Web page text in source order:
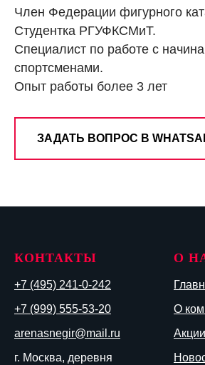
Член Федерации фигурного
Студентка РГУФКСМиТ.
Специалист по работе с
спортсменами.
Опыт работы более 3 лет
ЗАДАТЬ ВОПРОС В
КОНТАКТЫ
+7 (495) 241-0-242
+7 (999) 555-53-20
arenasnegir@mail.ru
г. Москва, деревня
О
О
Акции